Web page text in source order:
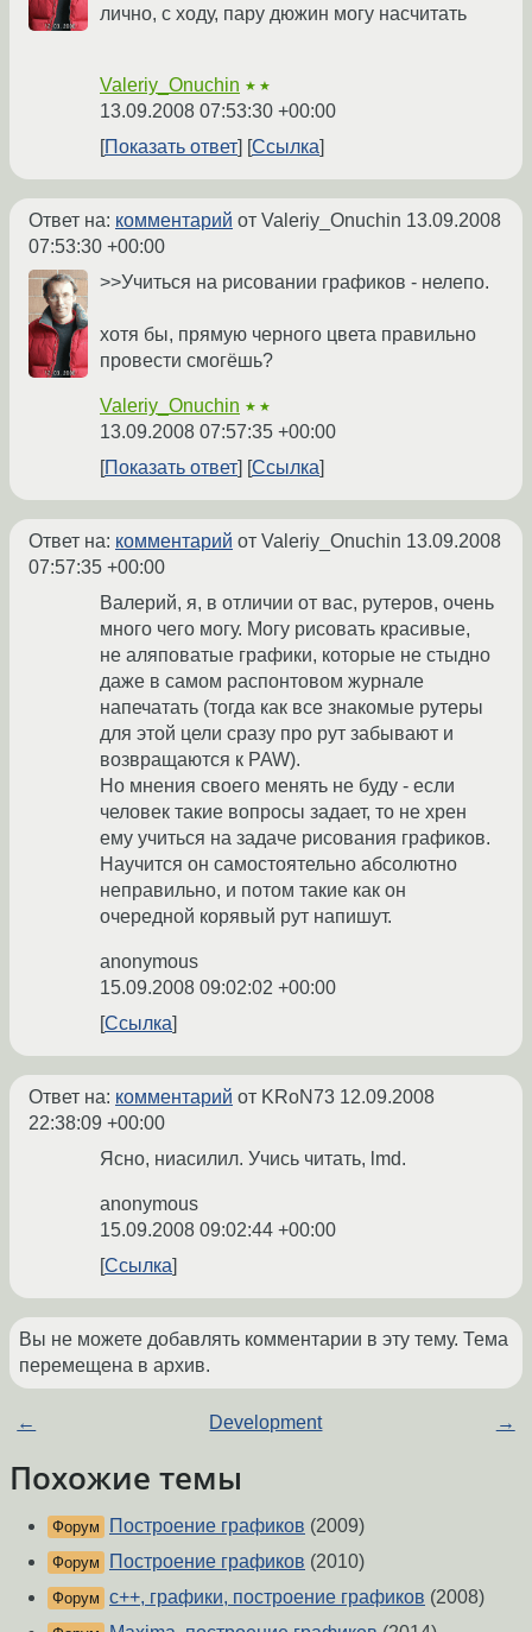
лично, с ходу, пару дюжин могу насчитать
Valeriy_Onuchin ★★
13.09.2008 07:53:30 +00:00
Показать ответ
Ссылка
Ответ на: комментарий от Valeriy_Onuchin 13.09.2008
07:53:30 +00:00
>>Учиться на рисовании графиков - нелепо.
хотя бы, прямую черного цвета правильно
провести смогёшь?
Valeriy_Onuchin ★★
13.09.2008 07:57:35 +00:00
Показать ответ
Ссылка
Ответ на: комментарий от Valeriy_Onuchin 13.09.2008
07:57:35 +00:00
Валерий, я, в отличии от вас, рутеров, очень
много чего могу. Могу рисовать красивые,
не аляповатые графики, которые не стыдно
даже в самом распонтовом журнале
напечатать (тогда как все знакомые рутеры
для этой цели сразу про рут забывают и
возвращаются к PAW).
Но мнения своего менять не буду - если
человек такие вопросы задает, то не хрен
ему учиться на задаче рисования графиков.
Научится он самостоятельно абсолютно
неправильно, и потом такие как он
очередной корявый рут напишут.
anonymous
15.09.2008 09:02:02 +00:00
Ссылка
Ответ на: комментарий от KRoN73 12.09.2008
22:38:09 +00:00
Ясно, ниасилил. Учись читать, lmd.
anonymous
15.09.2008 09:02:44 +00:00
Ссылка
Вы не можете добавлять комментарии в эту тему. Тема
перемещена в архив.
← Development →
Похожие темы
Форум Построение графиков (2009)
Форум Построение графиков (2010)
Форум с++, графики, построение графиков (2008)